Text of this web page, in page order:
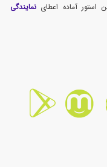
استور آماده اعطای نمایندگی